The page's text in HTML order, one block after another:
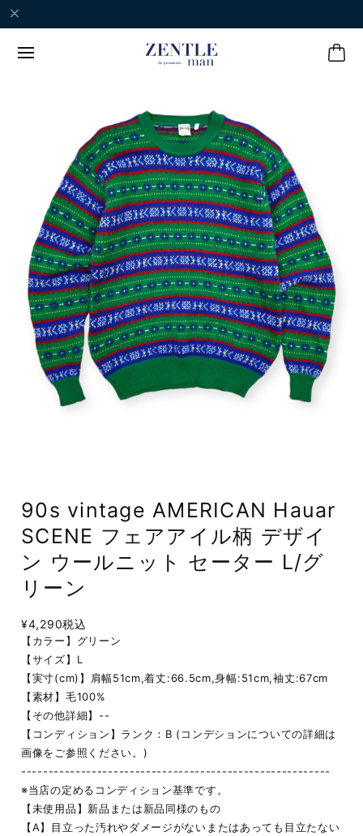
90s vintage AMERICAN Hauar
SCENE フェアアイル柄 デザイ
ン ウールニット セーター L/グ
リーン
¥4,290税込
【カラー】グリーン
【サイズ】L
【実寸(cm)】肩幅51cm,着丈:66.5cm,身幅:51cm,袖丈:67cm
【素材】毛100%
【その他詳細】--
【コンディション】ランク：B (コンデションについての詳細は
画像をご参照ください。)
---------------------------------------------------------
※当店の定めるコンディション基準です。
【未使用品】新品または新品同様のもの
【A】目立った汚れやダメージがないまたはあっても目立たない